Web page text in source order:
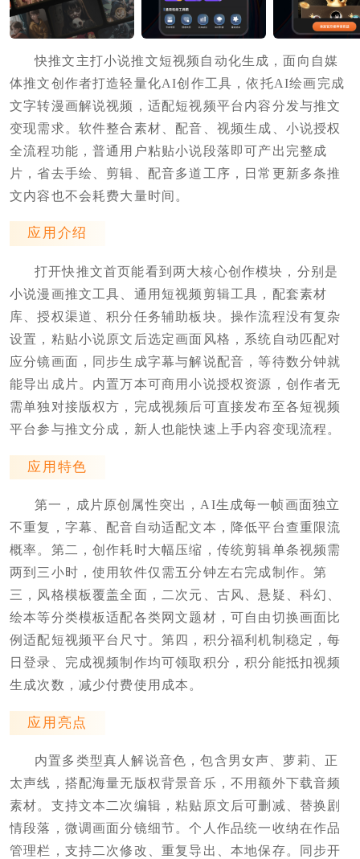
快推文主打小说推文短视频自动化生成，面向自媒
体推文创作者打造轻量化AI创作工具，依托AI绘画完成
文字转漫画解说视频，适配短视频平台内容分发与推文
变现需求。软件整合素材、配音、视频生成、小说授权
全流程功能，普通用户粘贴小说段落即可产出完整成
片，省去手绘、剪辑、配音多道工序，日常更新多条推
文内容也不会耗费大量时间。
应用介绍
打开快推文首页能看到两大核心创作模块，分别是
小说漫画推文工具、通用短视频剪辑工具，配套素材
库、授权渠道、积分任务辅助板块。操作流程没有复杂
设置，粘贴小说原文后选定画面风格，系统自动匹配对
应分镜画面，同步生成字幕与解说配音，等待数分钟就
能导出成片。内置万本可商用小说授权资源，创作者无
需单独对接版权方，完成视频后可直接发布至各短视频
平台参与推文分成，新人也能快速上手内容变现流程。
应用特色
第一，成片原创属性突出，AI生成每一帧画面独立
不重复，字幕、配音自动适配文本，降低平台查重限流
概率。第二，创作耗时大幅压缩，传统剪辑单条视频需
两到三小时，使用软件仅需五分钟左右完成制作。第
三，风格模板覆盖全面，二次元、古风、悬疑、科幻、
绘本等分类模板适配各类网文题材，可自由切换画面比
例适配短视频平台尺寸。第四，积分福利机制稳定，每
日登录、完成视频制作均可领取积分，积分能抵扣视频
生成次数，减少付费使用成本。
应用亮点
内置多类型真人解说音色，包含男女声、萝莉、正
太声线，搭配海量无版权背景音乐，不用额外下载音频
素材。支持文本二次编辑，粘贴原文后可删减、替换剧
情段落，微调画面分镜细节。个人作品统一收纳在作品
管理栏，支持二次修改、重复导出、本地保存。同步开